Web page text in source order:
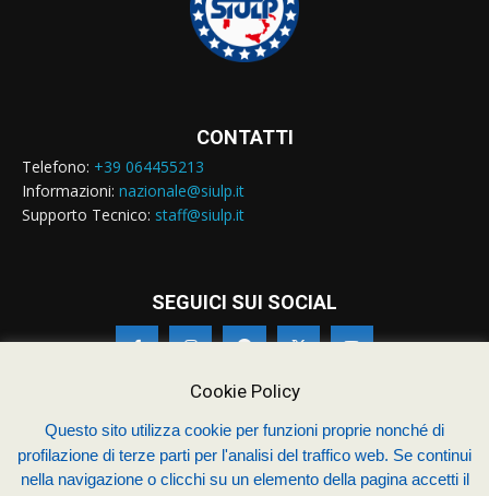
CONTATTI
Telefono: +39 064455213
Informazioni: nazionale@siulp.it
Supporto Tecnico: staff@siulp.it
SEGUICI SUI SOCIAL
© Siulp 2026 - C.F.97014000588 - Realizzato dastudio4s.com
Cookie Policy
Questo sito utilizza cookie per funzioni proprie nonché di
profilazione di terze parti per l'analisi del traffico web. Se continui
nella navigazione o clicchi su un elemento della pagina accetti il